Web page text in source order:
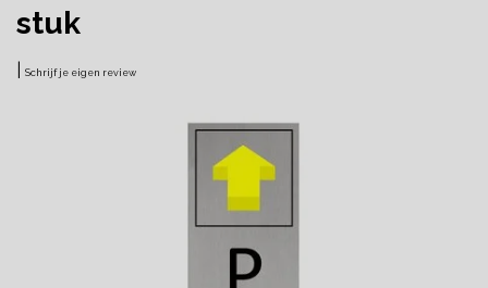
stuk
Schrijf je eigen review